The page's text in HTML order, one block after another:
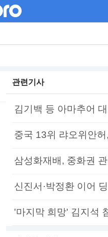
관련기사
김기백 등 아마추어
중국 13위 랴오위안
삼성화재배, 중화권
신진서·박정환 이어
'마지막 희망' 김지석